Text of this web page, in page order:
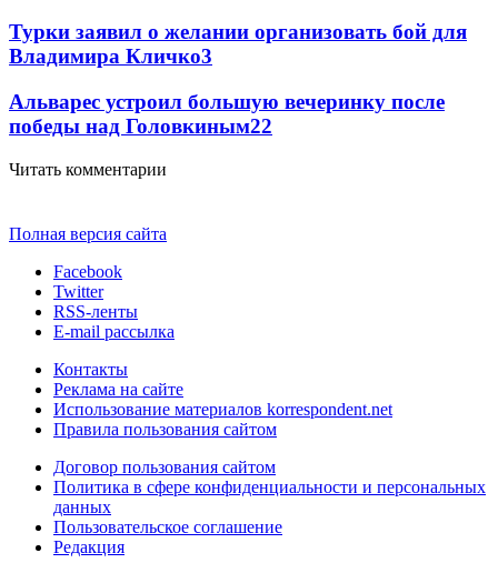
Турки заявил о желании организовать бой для
Владимира Кличко3
Альварес устроил большую вечеринку после
победы над Головкиным22
Читать комментарии
Полная версия сайта
Facebook
Twitter
RSS-ленты
E-mail рассылка
Контакты
Реклама на сайте
Использование материалов korrespondent.net
Правила пользования сайтом
Договор пользования сайтом
Политика в сфере конфиденциальности и персональных
данных
Пользовательское соглашение
Редакция